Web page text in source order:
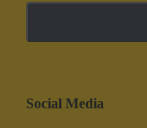
Social Media